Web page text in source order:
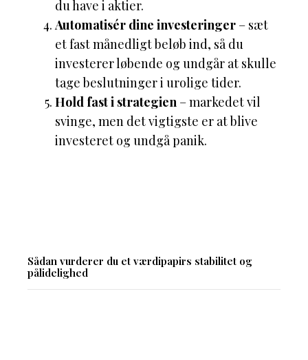
du have i aktier.
Automatisér dine investeringer – sæt
et fast månedligt beløb ind, så du
investerer løbende og undgår at skulle
tage beslutninger i urolige tider.
Hold fast i strategien – markedet vil
svinge, men det vigtigste er at blive
investeret og undgå panik.
Sådan vurderer du et værdipapirs stabilitet og
pålidelighed